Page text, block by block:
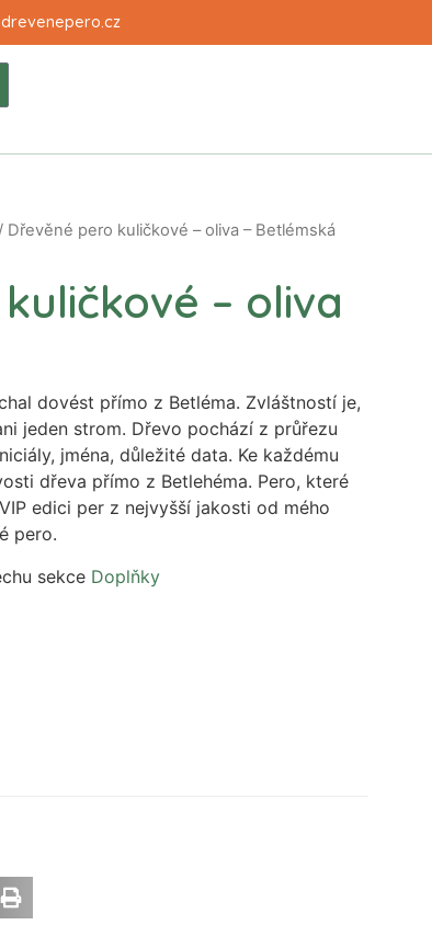
/ Dřevěné pero kuličkové – oliva – Betlémská
– oliva
dovést přímo z Betléma. Zvláštností je,
jeden strom. Dřevo pochází z průřezu
jména, důležité data. Ke každému
dřeva přímo z Betlehéma. Pero, které
edici per z nejvyšší jakosti od mého
pero.
sekce Doplňky